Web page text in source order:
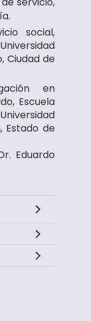
social,
Ciudad de
en
Escuela
Estado de
Eduardo